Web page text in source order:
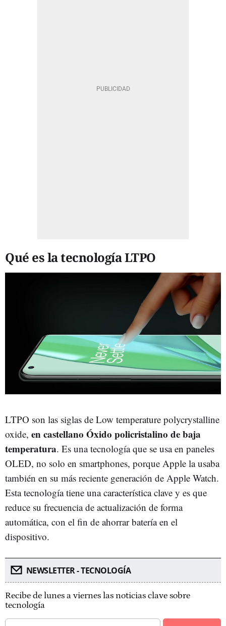
Qué es la tecnología LTPO
LTPO son las siglas de Low temperature polycrystalline
oxide, en castellano Óxido policristalino de baja
temperatura. Es una tecnología que se usa en paneles
OLED, no solo en smartphones, porque Apple la usaba
también en su más reciente generación de Apple Watch.
Esta tecnología tiene una característica clave y es que
reduce su frecuencia de actualización de forma
automática, con el fin de ahorrar batería en el
dispositivo.
NEWSLETTER - TECNOLOGÍA
Recibe de lunes a viernes las noticias clave sobre
tecnología